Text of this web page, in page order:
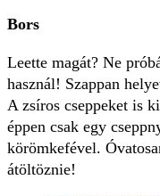
Bors
Leette magát? Ne
használ! Szappan
A zsíros cseppeket is
éppen csak egy
körömkefével.
átöltöznie!